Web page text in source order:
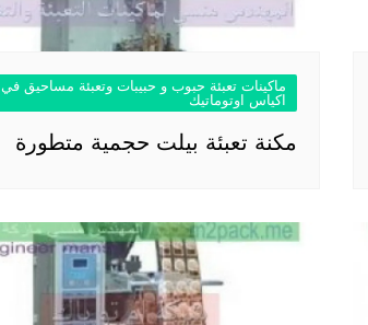
ماكينات تعبئة حبوب و حبيبات وتعبئة مساحيق في
اكياس اوتوماتيك
مكنة تعبئة بيلت حجمية متطورة